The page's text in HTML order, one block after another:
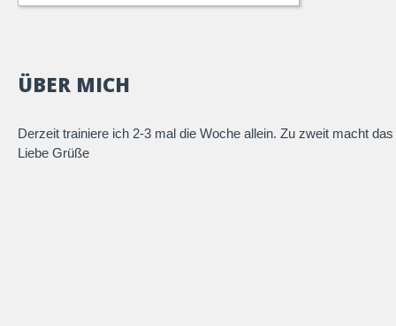
ÜBER MICH
Derzeit trainiere ich 2-3 mal die Woche allein. Zu zweit macht
Liebe Grüße